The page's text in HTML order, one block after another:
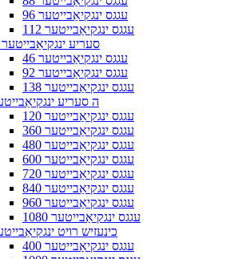
96 עגגס ינגקיאַבייטער
112 עגגס ינגקיאַבייטער
E סעריע ינגקיאַבייטער
46 עגגס ינגקיאַבייטער
92 עגגס ינגקיאַבייטער
138 עגגס ינגקיאַבייטער
ה סעריע
120 עגגס ינגקיאַבייטער
360 עגגס ינגקיאַבייטער
480 עגגס ינגקיאַבייטער
600 עגגס ינגקיאַבייטער
720 עגגס ינגקיאַבייטער
840 עגגס ינגקיאַבייטער
960 עגגס ינגקיאַבייטער
1080 עגגס ינגקיאַבייטער
כינעזיש רויט
400 עגגס ינגקיאַבייטער